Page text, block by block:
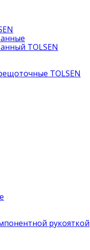
TOLSEN
TOLSEN
рукояткой